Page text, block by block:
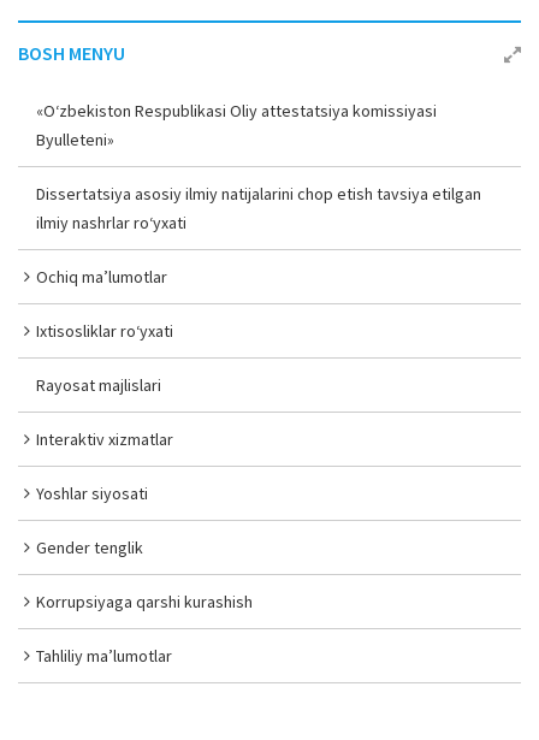
BOSH MENYU
«O‘zbekiston Respublikasi Oliy attestatsiya komissiyasi
Byulleteni»
Dissertatsiya asosiy ilmiy natijalarini chop etish tavsiya etilgan
ilmiy nashrlar ro‘yxati
Ochiq ma’lumotlar
Ixtisosliklar ro‘yxati
Rayosat majlislari
Interaktiv xizmatlar
Yoshlar siyosati
Gender tenglik
Korrupsiyaga qarshi kurashish
Tahliliy ma’lumotlar